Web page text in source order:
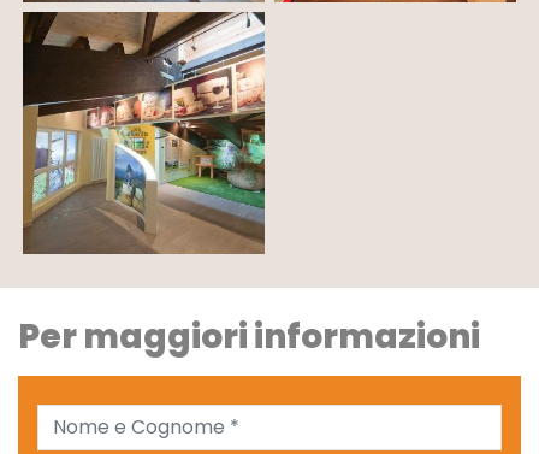
Per maggiori informazioni
Nome e Cognome *